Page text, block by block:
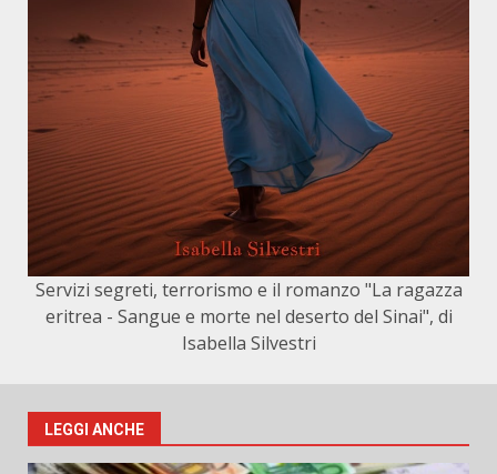
Servizi segreti, terrorismo e il romanzo "La ragazza
eritrea - Sangue e morte nel deserto del Sinai", di
Isabella Silvestri
LEGGI ANCHE